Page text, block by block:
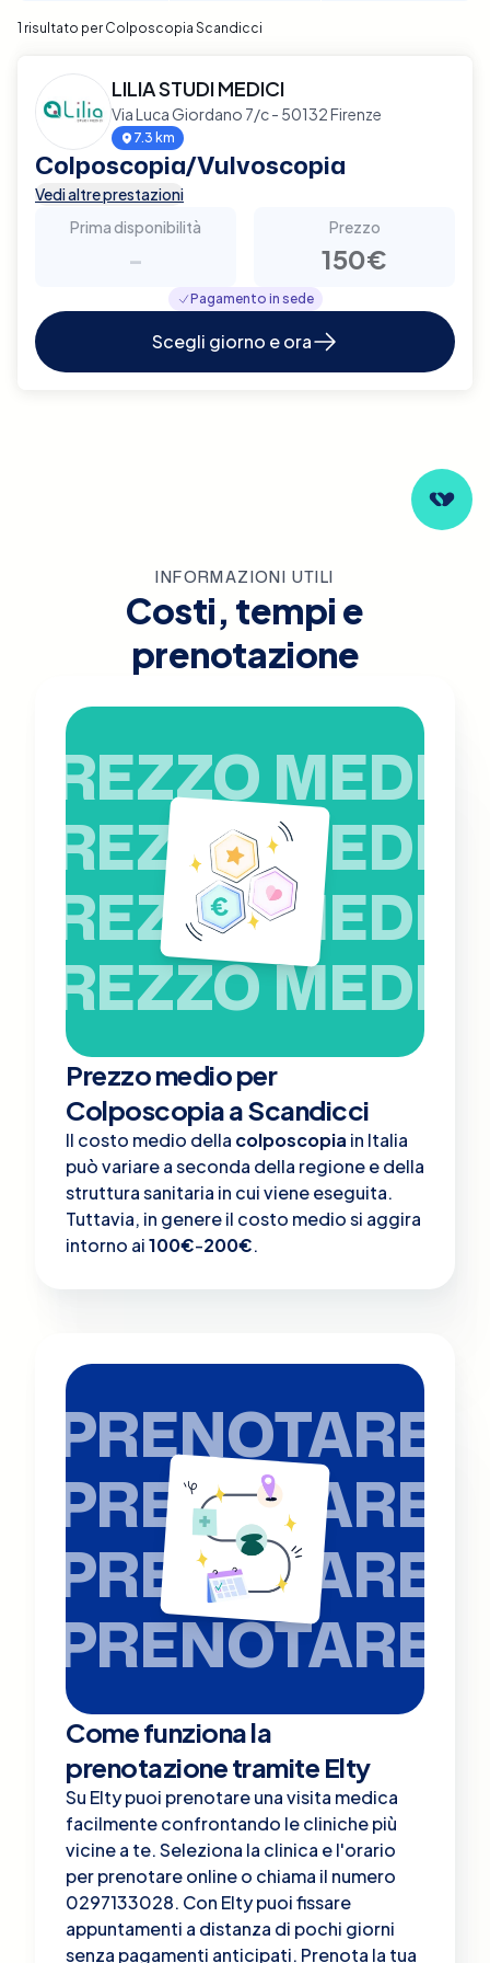
1 risultato per Colposcopia Scandicci
LILIA STUDI MEDICI
Via Luca Giordano 7/c - 50132 Firenze
7.3 km
Colposcopia/Vulvoscopia
Vedi altre prestazioni
Prima disponibilità
-
Prezzo
150€
Pagamento in sede
Scegli giorno e ora
INFORMAZIONI UTILI
Costi, tempi e
prenotazione
PREZZO MEDIO
PREZZO MEDIO
PREZZO MEDIO
PREZZO MEDIO
Prezzo medio per
Colposcopia a Scandicci
Il costo medio della colposcopia in Italia
può variare a seconda della regione e della
struttura sanitaria in cui viene eseguita.
Tuttavia, in genere il costo medio si aggira
intorno ai100€-200€.
PRENOTARE
PRENOTARE
PRENOTARE
PRENOTARE
Come funziona la
prenotazione tramite Elty
Su Elty puoi prenotare una visita medica
facilmente confrontando le cliniche più
vicine a te. Seleziona la clinica e l'orario
per prenotare online o chiama il numero
0297133028. Con Elty puoi fissare
appuntamenti a distanza di pochi giorni
senza pagamenti anticipati. Prenota la tua